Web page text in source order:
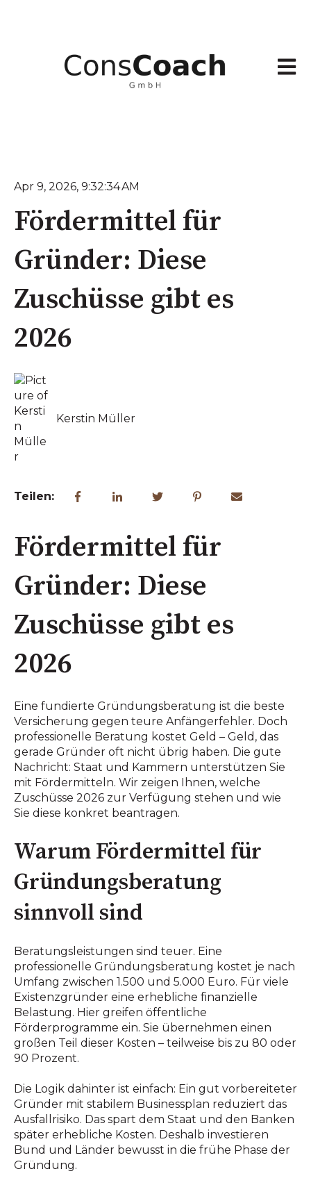
Apr 9, 2026, 9:32:34 AM
Fördermittel für
Gründer: Diese
Zuschüsse gibt es
2026
Kerstin Müller
Teilen:
Fördermittel für
Gründer: Diese
Zuschüsse gibt es
2026
Eine fundierte Gründungsberatung ist die beste
Versicherung gegen teure Anfängerfehler. Doch
professionelle Beratung kostet Geld – Geld, das
gerade Gründer oft nicht übrig haben. Die gute
Nachricht: Staat und Kammern unterstützen Sie
mit Fördermitteln. Wir zeigen Ihnen, welche
Zuschüsse 2026 zur Verfügung stehen und wie
Sie diese konkret beantragen.
Warum Fördermittel für
Gründungsberatung
sinnvoll sind
Beratungsleistungen sind teuer. Eine
professionelle Gründungsberatung kostet je nach
Umfang zwischen 1.500 und 5.000 Euro. Für viele
Existenzgründer eine erhebliche finanzielle
Belastung. Hier greifen öffentliche
Förderprogramme ein. Sie übernehmen einen
großen Teil dieser Kosten – teilweise bis zu 80 oder
90 Prozent.
Die Logik dahinter ist einfach: Ein gut vorbereiteter
Gründer mit stabilem Businessplan reduziert das
Ausfallrisiko. Das spart dem Staat und den Banken
später erhebliche Kosten. Deshalb investieren
Bund und Länder bewusst in die frühe Phase der
Gründung.